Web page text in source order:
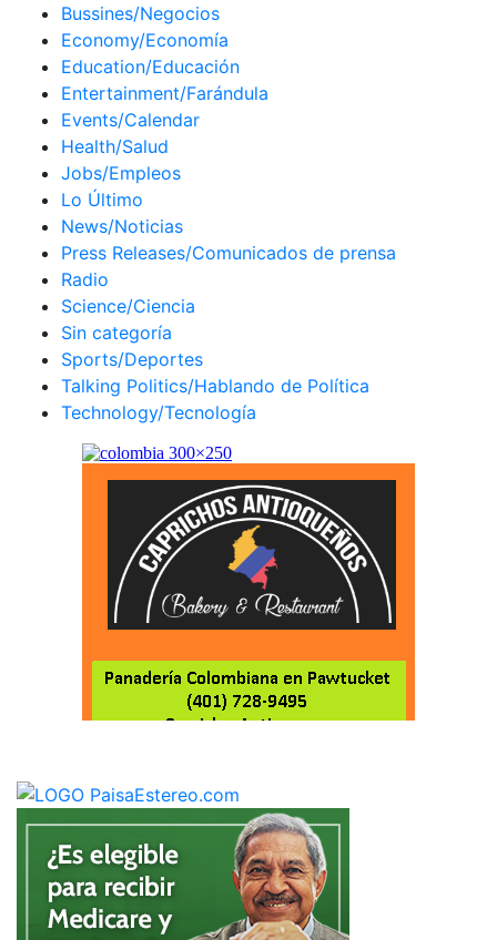
Bussines/Negocios
Economy/Economía
Education/Educación
Entertainment/Farándula
Events/Calendar
Health/Salud
Jobs/Empleos
Lo Último
News/Noticias
Press Releases/Comunicados de prensa
Radio
Science/Ciencia
Sin categoría
Sports/Deportes
Talking Politics/Hablando de Política
Technology/Tecnología